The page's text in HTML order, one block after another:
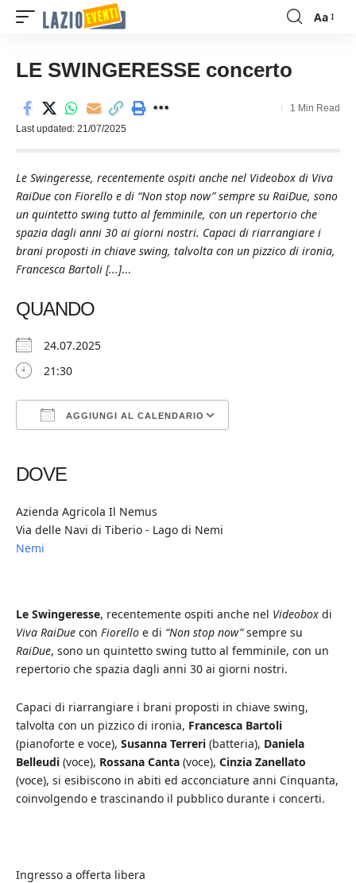
Font
Aa
LE SWINGERESSE concerto
Last updated: 21/07/2025
1 Min Read
Le Swingeresse, recentemente ospiti anche nel Videobox di Viva
RaiDue con Fiorello e di “Non stop now” sempre su RaiDue, sono
un quintetto swing tutto al femminile, con un repertorio che
spazia dagli anni 30 ai giorni nostri. Capaci di riarrangiare i
brani proposti in chiave swing, talvolta con un pizzico di ironia,
Francesca Bartoli [...]...
QUANDO
24.07.2025
21:30
AGGIUNGI AL CALENDARIO
DOVE
Azienda Agricola Il Nemus
Via delle Navi di Tiberio - Lago di Nemi
Nemi
Le Swingeresse, recentemente ospiti anche nel Videobox di
Viva RaiDue con Fiorello e di “Non stop now”sempre su
RaiDue, sono un quintetto swing tutto al femminile, con un
repertorio che spazia dagli anni 30 ai giorni nostri.
Capaci di riarrangiare i brani proposti in chiave swing,
talvolta con un pizzico di ironia, Francesca Bartoli
(pianoforte e voce), Susanna Terreri (batteria), Daniela
Belleudi (voce), Rossana Canta (voce), Cinzia Zanellato
(voce), si esibiscono in abiti ed acconciature anni Cinquanta,
coinvolgendo e trascinando il pubblico durante i concerti.
Ingresso a offerta libera